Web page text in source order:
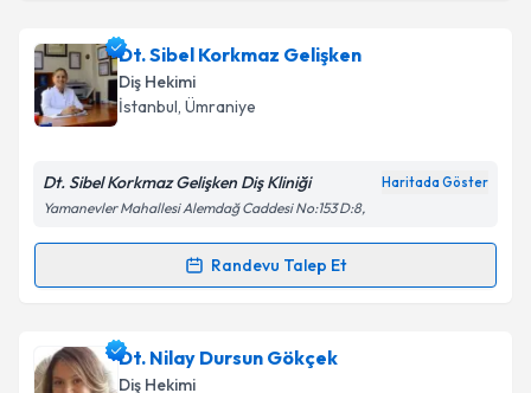
Uzm. Dr. Dt. Doğuhan Taşcıiçin randevu takvimi
talebi oluşturun. Size bu uzmandan randevu almanız
için bir takvim hazırlandığında e-posta ile
bilgilendireceğiz.
Kişisel verilerimin işlenmesine ilişkinAydınlatma
kapsamda işlenmesini kabul ediyorum.
Dt. Sibel Korkmaz Gelişken
Diş Hekimi
İstanbul, Ümraniye
Dt. Sibel Korkmaz Gelişken Diş Kliniği Haritada Göster
Yamanevler Mahallesi Alemdağ Caddesi No:153 D:8,
Randevu Talep Et
Randevu Takvimi Talebi
Dt. Sibel Korkmaz Gelişkeniçin randevu takvimi
talebi oluşturun. Size bu uzmandan randevu almanız
Dt. Nilay Dursun Gökçek
Diş Hekimi